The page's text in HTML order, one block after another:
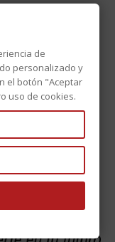
de
personalizado y
el botón "Aceptar
uso de cookies.